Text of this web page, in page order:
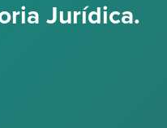
Jurídica.